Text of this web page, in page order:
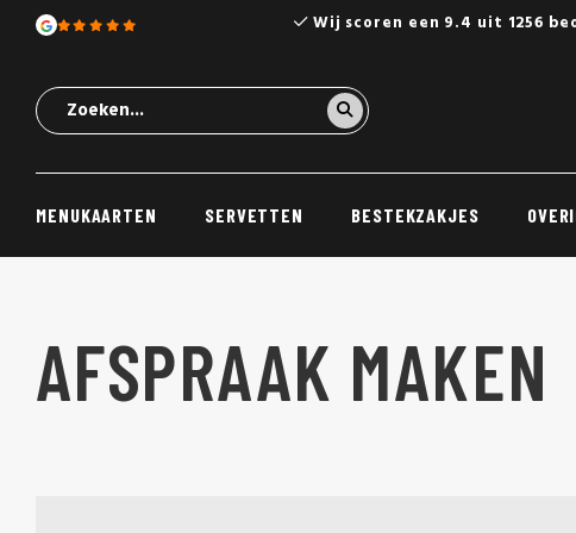
Wij scoren een 9.4 uit 1256
MENUKAARTEN SERVETTEN BESTEKZAKJES
AFSPRAAK MAKEN